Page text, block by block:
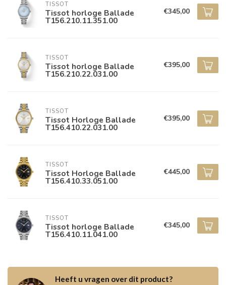
TISSOT
Tissot horloge Ballade
T156.210.11.351.00
€345,00
TISSOT
Tissot horloge Ballade
T156.210.22.031.00
€395,00
TISSOT
Tissot Horloge Ballade
T156.410.22.031.00
€395,00
TISSOT
Tissot Horloge Ballade
T156.410.33.051.00
€445,00
TISSOT
Tissot horloge Ballade
T156.410.11.041.00
€345,00
Heeft u vragen over dit product?